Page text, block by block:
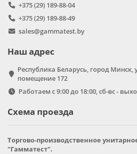
+375 (29) 189-88-04
+375 (29) 189-88-49
sales@gammatest.by
Наш адрес
Республика Беларусь, город
помещение 172
Работаем с 9:00 до 18:00, сб-вс -
Схема проезда
Торгово-производственное
"Гамматест".